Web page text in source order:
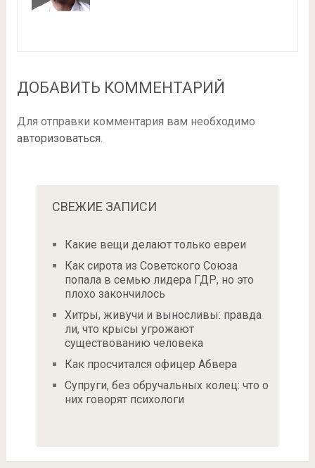
ДОБАВИТЬ КОММЕНТАРИЙ
Для отправки комментария вам необходимо
авторизоваться
СВЕЖИЕ ЗАПИСИ
Какие вещи делают только евреи
Как сирота из Советского Союза
попала в семью лидера ГДР, но это
плохо закончилось
Хитры, живучи и выносливы: правда
ли, что крысы угрожают
существованию человека
Как просчитался офицер Абвера
Супруги, без обручальных колец: что о
них говорят психологи